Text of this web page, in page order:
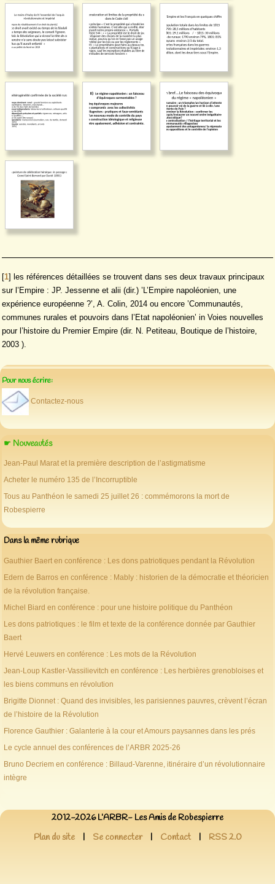
[1] les références détaillées se trouvent dans ses deux travaux principaux
sur l’Empire : JP. Jessenne et alii (dir.) ’L’Empire napoléonien, une
expérience européenne ?’, A. Colin, 2014 ou encore ’Communautés,
communes rurales et pouvoirs dans l’Etat napoléonien’ in Voies nouvelles
pour l’histoire du Premier Empire (dir. N. Petiteau, Boutique de l’histoire,
2003 ).
Pour nous écrire:
Contactez-nous
☛ Nouveautés
Jean-Paul Marat et la première description de l’astigmatisme
Acheter le numéro 135 de l’Incorruptible
Tous au Panthéon le samedi 25 juillet 26 : commémorons la mort de
Robespierre
Dans la même rubrique
Gauthier Baert en conférence : Les dons patriotiques pendant la Révolution
Edern de Barros en conférence : Mably : historien de la démocratie et théoricien
de la révolution française.
Michel Biard en conférence : pour une histoire politique du Panthéon
Les dons patriotiques : le film et texte de la conférence donnée par Gauthier
Baert
Hervé Leuwers en conférence : Les mots de la Révolution
Jean-Loup Kastler-Vassilievitch en conférence : Les herbières grenobloises et
les biens communs en révolution
Brigitte Dionnet : Quand des invisibles, les parisiennes pauvres, crèvent l’écran
de l’histoire de la Révolution
Florence Gauthier : Galanterie à la cour et Amours paysannes dans les prés
Le cycle annuel des conférences de l’ARBR 2025-26
Bruno Decriem en conférence : Billaud-Varenne, itinéraire d’un révolutionnaire
intègre
2012-2026 L’ARBR- Les Amis de Robespierre
Plan du site
| Se connecter | Contact | RSS 2.0